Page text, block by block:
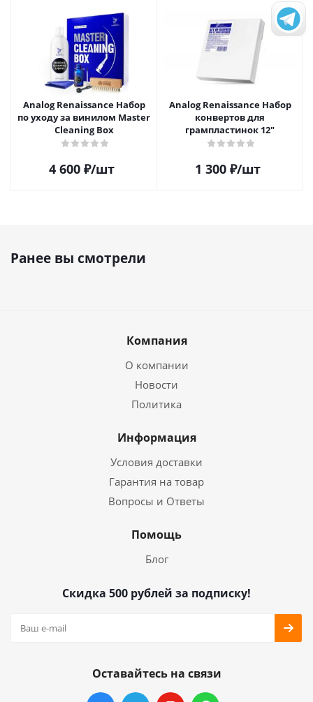
Analog Renaissance Набор
по уходу за винилом Master
Cleaning Box
4 600₽/шт
Analog Renaissance Набор
конвертов для
грампластинок 12"
1 300₽/шт
Ранее вы смотрели
Компания
О компании
Новости
Политика
Информация
Условия доставки
Гарантия на товар
Вопросы и Ответы
Помощь
Блог
Скидка 500 рублей за подписку!
Оставайтесь на связи